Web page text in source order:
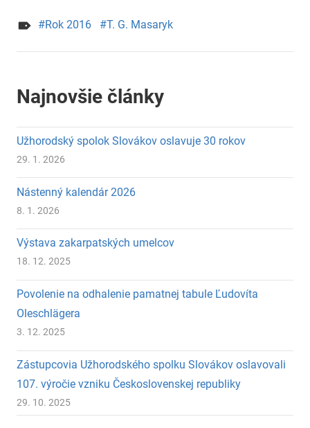
Rok 2016 T. G. Masaryk
Najnovšie články
Užhorodský spolok Slovákov oslavuje 30 rokov
29. 1. 2026
Nástenný kalendár 2026
8. 1. 2026
Výstava zakarpatských umelcov
18. 12. 2025
Povolenie na odhalenie pamatnej tabule Ľudovíta
Oleschlägera
3. 12. 2025
Zástupcovia Užhorodského spolku Slovákov oslavovali
107. výročie vzniku Československej republiky
29. 10. 2025